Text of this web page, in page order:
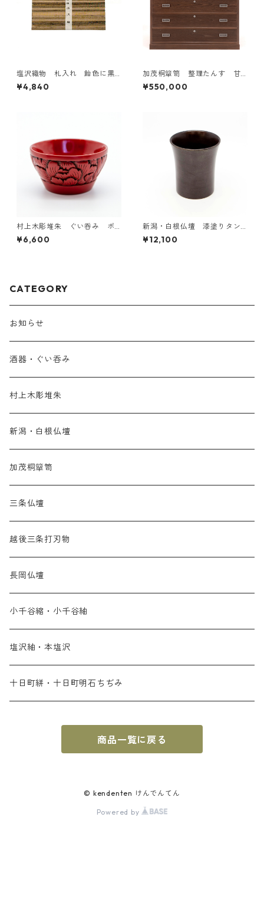
塩沢織物 札入れ 飴色に黒
縞
¥4,840
加茂桐簞笥 整理たんす 甘
栗
¥550,000
村上木彫堆朱 ぐい呑み ボ
タン唐草
¥6,600
新潟・白根仏壇 漆塗りタン
ブラー小
¥12,100
CATEGORY
お知らせ
酒器・ぐい呑み
村上木彫堆朱
新潟・白根仏壇
加茂桐簞笥
三条仏壇
越後三条打刃物
長岡仏壇
小千谷縮・小千谷紬
塩沢紬・本塩沢
十日町絣・十日町明石ちぢみ
商品一覧に戻る
© kendenten けんでんてん
Powered by